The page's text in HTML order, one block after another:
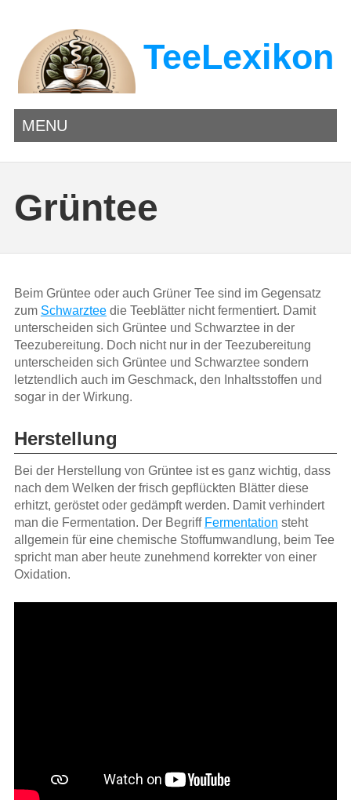
TeeLexikon
MENU
Grüntee
Beim Grüntee oder auch Grüner Tee sind im Gegensatz
zum Schwarzteedie Teeblätter nicht fermentiert. Damit
unterscheiden sich Grüntee und Schwarztee in der
Teezubereitung. Doch nicht nur in der Teezubereitung
unterscheiden sich Grüntee und Schwarztee sondern
letztendlich auch im Geschmack, den Inhaltsstoffen und
sogar in der Wirkung.
Herstellung
Bei der Herstellung von Grüntee ist es ganz wichtig, dass
nach dem Welken der frisch gepflückten Blätter diese
erhitzt, geröstet oder gedämpft werden. Damit verhindert
man die Fermentation. Der Begriff Fermentation steht
allgemein für eine chemische Stoffumwandlung, beim Tee
spricht man aber heute zunehmend korrekter von einer
Oxidation.